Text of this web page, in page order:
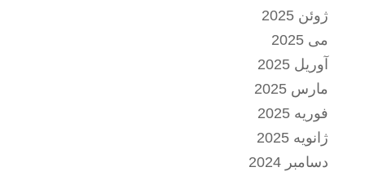
ژوئن 2025
می 2025
آوریل 2025
مارس 2025
فوریه 2025
ژانویه 2025
دسامبر 2024